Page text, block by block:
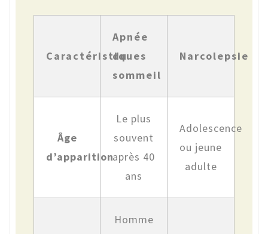
Caractéristiques
Apnée
du
sommeil
Narcolepsie
Âge
d’apparition
Le plus
souvent
après 40
ans
Adolescence
ou jeune
adulte
Homme